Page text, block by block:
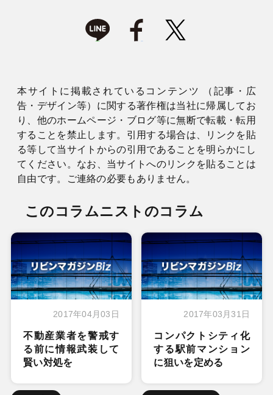
本サイトに掲載されているコンテンツ （記事・広
告・デザイン等）に関する著作権は当社に帰属してお
り、他のホームページ・ブログ等に無断で転載・転用
することを禁止します。引用する場合は、リンクを貼
る等して当サイトからの引用であることを明らかにし
てください。なお、当サイトへのリンクを貼ることは
自由です。ご連絡の必要もありません。
このコラムニストのコラム
2017年04月03日
不動産業者を警戒す
る前に情報武装して
賢い対処を
2017年03月31日
コンパクトシティ化
する駅前マンション
に狙いを定める